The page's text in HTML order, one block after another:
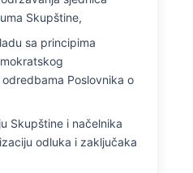
Skupštine,
sa principima
Poslovnika o
Skupštine i načelnika
odluka i zaključaka